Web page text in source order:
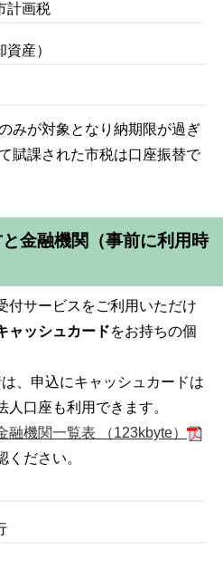
計画税
産）
が対象となり納期限が過ぎ
賦課された市税は口座振替で
金融機関（事前に利用時
付サービスをご利用いただけ
ャッシュカードをお持ちの個
、申込にキャッシュカードは
口座も利用できます。
融機関一覧表 （123kbyte）
ください。